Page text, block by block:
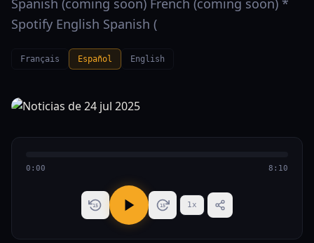
Spanish (coming soon) French (coming soon) *
Spotify English Spanish (
Français Español English
0:00 8:10
15 15 1x